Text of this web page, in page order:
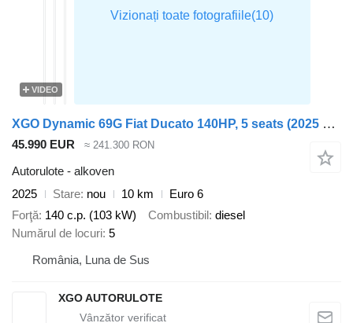
VIDEO
XGO Dynamic 69G Fiat Ducato 140HP, 5 seats (2025 model)
45.990 EUR ≈ 241.300 RON
Autorulote - alkoven
2025
Stare nou 10 km
Euro 6
Forţă 140 c.p. (103 kW) Combustibil diesel
Numărul de locuri 5
România, Luna de Sus
XGO AUTORULOTE